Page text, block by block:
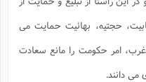
حجتیه، بهائیت حمایت می
امر حکومت را مانع سعادت
دانند.